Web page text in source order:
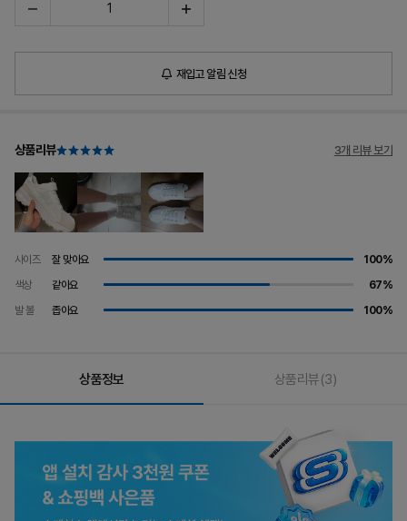
재입고 알림 신청
상품리뷰 3개 리뷰 보기
사이즈 잘 맞아요
100%
색상
같아요
67%
발 볼
좁아요 100%
상품정보 상품리뷰(3)